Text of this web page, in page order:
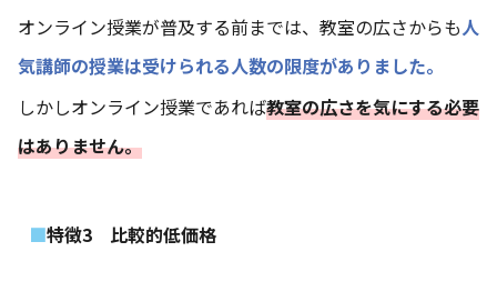
オンライン授業が普及する前までは、教室の広さからも人
気講師の授業は受けられる人数の限度がありました。
しかしオンライン授業であれば教室の広さを気にする必要
はありません。
特徴3 比較的低価格